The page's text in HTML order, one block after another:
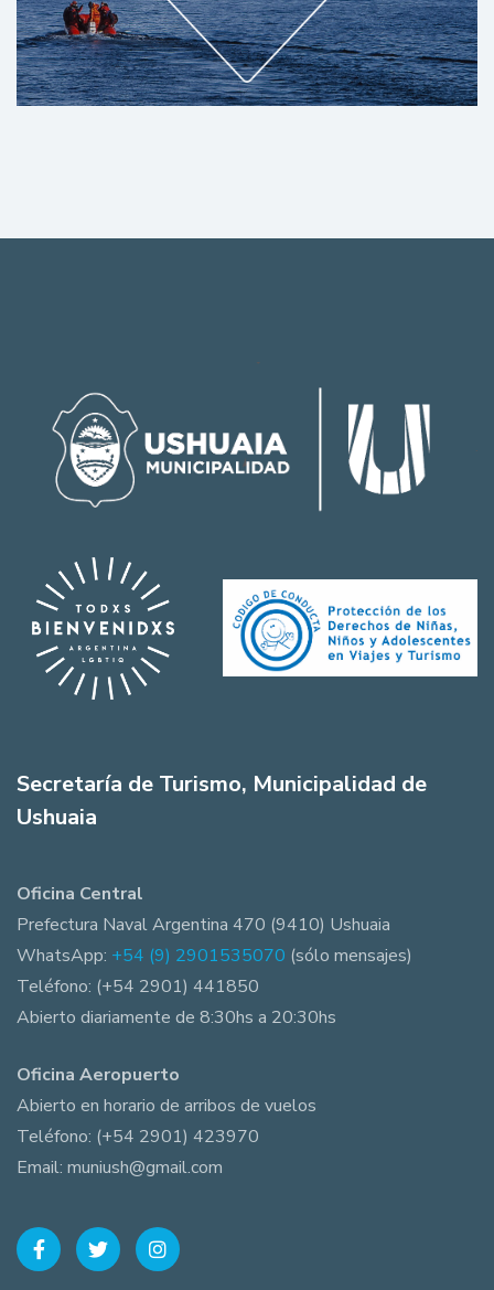
Secretaría de Turismo, Municipalidad de
Ushuaia
Oficina Central
Prefectura Naval Argentina 470 (9410) Ushuaia
WhatsApp: +54 (9) 2901535070 (sólo mensajes)
Teléfono: (+54 2901) 441850
Abierto diariamente de 8:30hs a 20:30hs
Oficina Aeropuerto
Abierto en horario de arribos de vuelos
Teléfono: (+54 2901) 423970
Email: muniush@gmail.com